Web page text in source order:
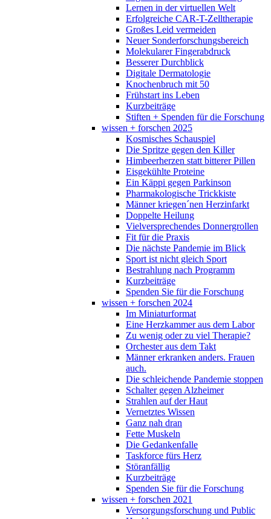
Lernen in der virtuellen Welt
Erfolgreiche CAR-T-Zelltherapie
Großes Leid vermeiden
Neuer Sonderforschungsbereich
Molekularer Fingerabdruck
Besserer Durchblick
Digitale Dermatologie
Knochenbruch mit 50
Frühstart ins Leben
Kurzbeiträge
Stiften + Spenden für die Forschung
wissen + forschen 2025
Kosmisches Schauspiel
Die Spritze gegen den Killer
Himbeerherzen statt bitterer Pillen
Eisgekühlte Proteine
Ein Käppi gegen Parkinson
Pharmakologische Trickkiste
Männer kriegen´nen Herzinfarkt
Doppelte Heilung
Vielversprechendes Donnergrollen
Fit für die Praxis
Die nächste Pandemie im Blick
Sport ist nicht gleich Sport
Bestrahlung nach Programm
Kurzbeiträge
Spenden Sie für die Forschung
wissen + forschen 2024
Im Miniaturformat
Eine Herzkammer aus dem Labor
Zu wenig oder zu viel Therapie?
Orchester aus dem Takt
Männer erkranken anders. Frauen
auch.
Die schleichende Pandemie stoppen
Schalter gegen Alzheimer
Strahlen auf der Haut
Vernetztes Wissen
Ganz nah dran
Fette Muskeln
Die Gedankenfalle
Taskforce fürs Herz
Störanfällig
Kurzbeiträge
Spenden Sie für die Forschung
wissen + forschen 2021
Versorgungsforschung und Public